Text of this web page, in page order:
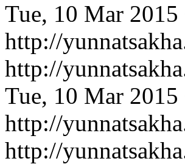
Tue, 10 Mar
http://
http://
Tue, 10 Mar
http://
http://